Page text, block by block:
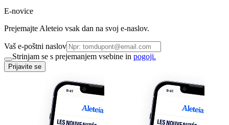
E-novice
Prejemajte Aleteio vsak dan na svoj e-naslov.
Vaš e-poštni naslov
Strinjam se s prejemanjem vsebine in pogoji.
Prijavite se